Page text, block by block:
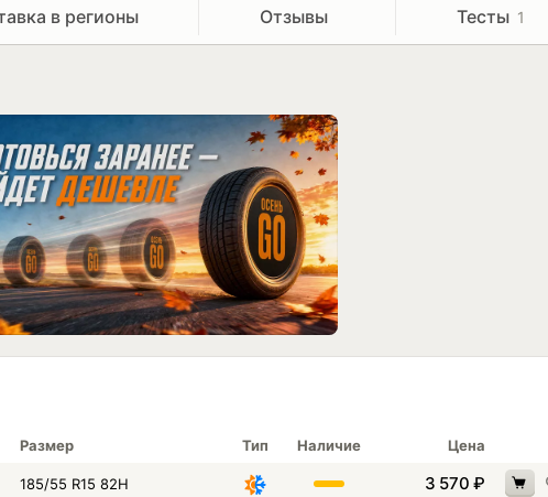
в регионы Отзывы Тесты 1
Размер Тип Наличие Цена
185/55 R15 82H 3 570 ₽